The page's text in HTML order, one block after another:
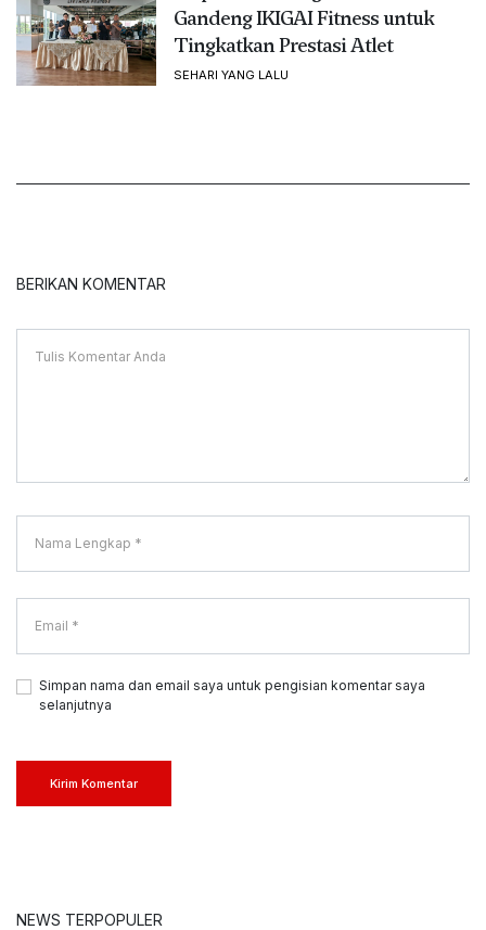
Gandeng IKIGAI Fitness untuk
Tingkatkan Prestasi Atlet
SEHARI YANG LALU
BERIKAN KOMENTAR
Simpan nama dan email saya untuk pengisian komentar saya
selanjutnya
Kirim Komentar
NEWS TERPOPULER